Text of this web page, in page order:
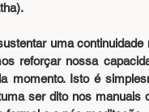
uma
reforçar nossa
momento. Isto é
ser dito nos manuais